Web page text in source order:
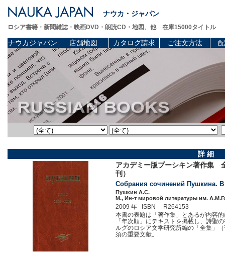
ナウカ・ジャパン
ロシア書籍・新聞雑誌・映画DVD・朗読CD・地図、他 在庫15000タイトル
ナウカジャパン 店舗地図 カタログ請求 ご注文方法
詳 細
アカデミー版プーシキン著作集
刊）
Собрания сочинений Пушкина. В
Пушкин А.С.
М., Ин-т мировой литературы им.
2009 年 ISBN R264153
本書の表題は「著作集」とあるが内容
「年次順」にテキストを掲載し、詩聖
ルグのロシア文学研究所編の「全集」
須の重要文献。